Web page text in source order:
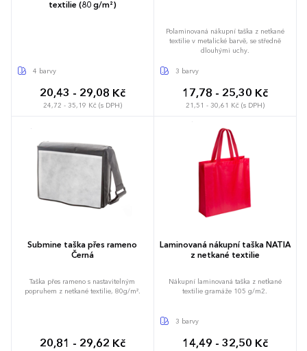
textilie (80 g/m²)
4 barvy
20,43 - 29,08 Kč
24,72 - 35,19 Kč (s DPH)
Polaminovaná nákupní taška z netkané
textilie v metalické barvě, se středně
dlouhými uchy.
3 barvy
17,78 - 25,30 Kč
21,51 - 30,61 Kč (s DPH)
Submine taška přes rameno
Černá
Taška přes rameno s nastavitelným
popruhem z netkané textilie, 80g/m².
20,81 - 29,62 Kč
Laminovaná nákupní taška NATIA
z netkané textilie
Nákupní laminovaná taška z netkané
textilie gramáže 105 g/m2.
3 barvy
14,49 - 32,50 Kč